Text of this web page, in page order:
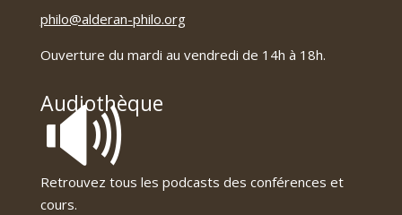
philo@alderan-philo.org
Ouverture du mardi au vendredi de 14h à 18h.
Audiothèque
🔊
Retrouvez tous les podcasts des conférences et
cours.